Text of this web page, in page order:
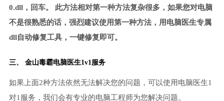
0.dll，回车。 此方法相对第一种方法复杂很多，如果您对电脑
不是很熟悉的话，强烈建议使用第一种方法，用电脑医生专属
dll自动修复工具，一键修复即可。
三、 金山毒霸电脑医生1v1服务
如果上面2种方法依然无法解决您的问题，可以使用电脑医生1
对1服务，我们会有专业的电脑工程师为您解决问题。